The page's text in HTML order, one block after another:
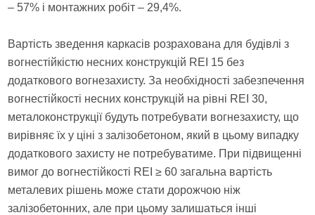
– 57% і монтажних робіт – 29,4%.
Вартість зведення каркасів розрахована для будівлі з
вогнестійкістю несних конструкцій REI 15 без
додаткового вогнезахисту. За необхідності забезпечення
вогнестійкості несних конструкцій на рівні REI 30,
металоконструкції будуть потребувати вогнезахисту, що
вирівняє їх у ціні з залізобетоном, який в цьому випадку
додаткового захисту не потребуватиме. При підвищенні
вимог до вогнестійкості REI ≥ 60 загальна вартість
металевих рішень може стати дорожчою ніж
залізобетонних, але при цьому залишаться інші